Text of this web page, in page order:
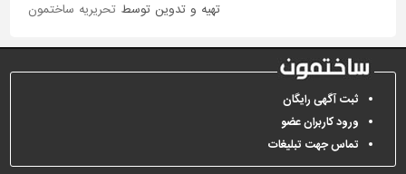
تهیه و تدوین توسط تحریریه ساختمون
ثبت آگهی رایگان
ورود کاربران عضو
تماس جهت تبلیغات